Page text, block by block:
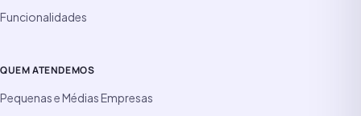
Funcionalidades
QUEM ATENDEMOS
Pequenas e Médias Empresas